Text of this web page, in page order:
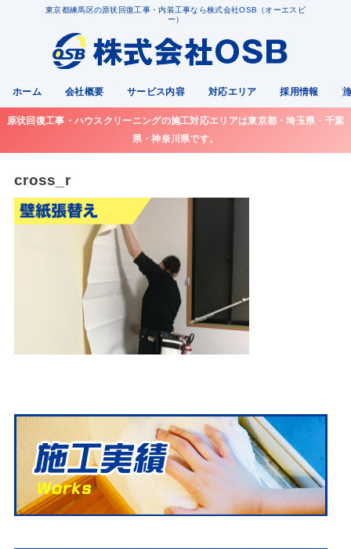
東京都練馬区の原状回復工事・内装工事なら株式会社OSB（オーエスビ
ー）
ホーム 会社概要 サービス内容 対応エリア 採用情報
原状回復工事・ハウスクリーニングの施工対応エリアは東京都・埼玉県・千葉
県・神奈川県です。
cross_r